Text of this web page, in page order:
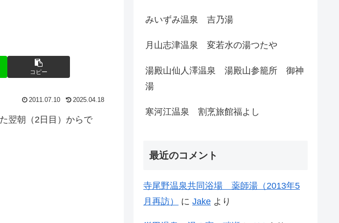
コピー
2011.07.10 2025.04.18
翌朝（2日目）からで
みいずみ温泉 吉乃湯
月山志津温泉 変若水の湯つたや
湯殿山仙人澤温泉 湯殿山参籠所 御神
湯
寒河江温泉 割烹旅館福よし
最近のコメント
寺尾野温泉共同浴場 薬師湯（2013年5
月再訪）
に Jake より